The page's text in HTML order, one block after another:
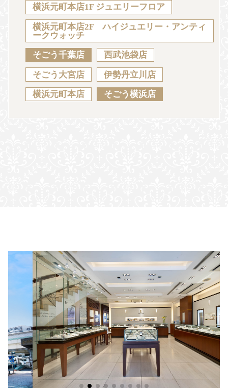
Sustainability Voice Catalog
JA EN CH KO
横浜元町本店1F ジュエリーフロア
横浜元町本店2F ハイジュエリー・アンティ
ークウォッチ
そごう千葉店 西武池袋店
そごう大宮店 伊勢丹立川店
横浜元町本店 そごう横浜店